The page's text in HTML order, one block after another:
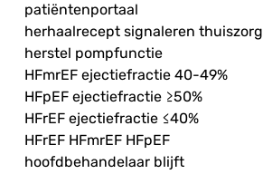
patiëntenportaal
herhaalrecept signaleren thuiszorg
herstel pompfunctie
HFmrEF ejectiefractie 40-49%
HFpEF ejectiefractie ≥50%
HFrEF ejectiefractie ≤40%
HFrEF HFmrEF HFpEF
hoofdbehandelaar blijft